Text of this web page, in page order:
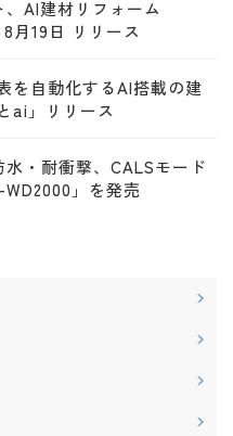
AI建材リフォーム
月19日 リリース
を自動化するAI搭載の建
ai」リリース
・耐衝撃、CALSモード
」を発売